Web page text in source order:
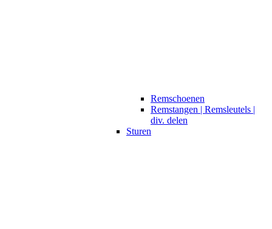
Remschoenen
Remstangen | Remsleutels |
div. delen
Sturen